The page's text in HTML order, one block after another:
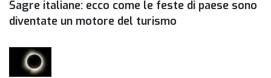
Sagre italiane: ecco come le feste di paese sono
diventate un motore del turismo